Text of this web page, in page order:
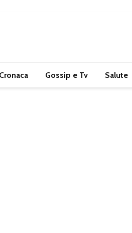
Cronaca Gossip e Tv Salute